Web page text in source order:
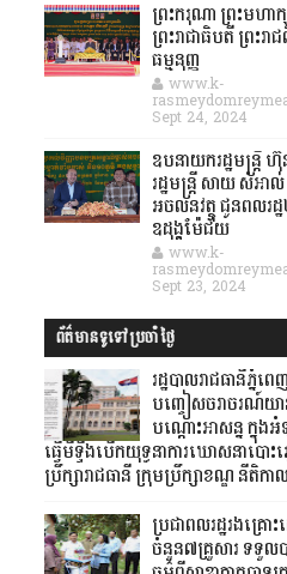
ព្រះករុណា ព្រះមហា
ព្រះរាជាធិបតី ព្រះរ
ធម្មនុញ្ញ
www.k-
Sept 24, 2024
ឧបនាយករដ្ឋមន្ដ្រី
រដ្ឋមន្ដ្រី សាយ សំអ
អចលនវត្ថុ ជូនពលរ
ឧដុង្គម៉ែជ័យ
www.k-
Sept 23, 2024
ព័ត៌មានទូទៅប្រចាំថ្ងៃ
រដ្ឋបាលរាជធានីភ្នំ
បញ្ចៀសចរាចរណ៍យា
បណ្តោះអាសន្ន ក្នុ
ធ្វើមីទ្ទីងបើកយុទ្ធនាការឃោសនាបោះ
ប្រឹក្សារាជធានី ក្រុមប្រឹក្សាខណ្ឌ នីតិក
ប្រជាពលរដ្ឋរងគ្រោ
ចំនួន៧គ្រួសារ ទទួ